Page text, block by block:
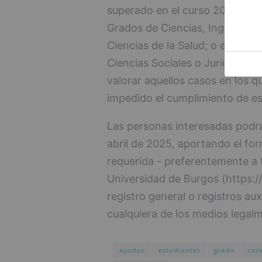
superado en el curso 2023-
Grados de Ciencias,
Ciencias de la Salud; o el 80%
Ciencias Sociales o Jurídicas.
valorar aquellos casos en los
impedido el cumplimiento de
Las personas interesadas
abril de 2025, aportando el
requerida - preferentemente a
Universidad de Burgos
registro general o registros
cualquiera de los medios
ayudas estudiantes grado